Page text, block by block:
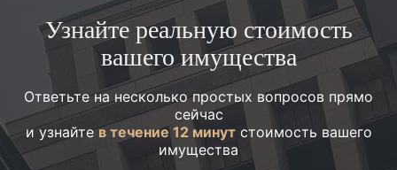
Узнайте реальную стоимость
вашего имущества
Ответьте на несколько простых вопросов прямо
сейчас
и узнайтев течение 12 минутстоимость вашего
имущества